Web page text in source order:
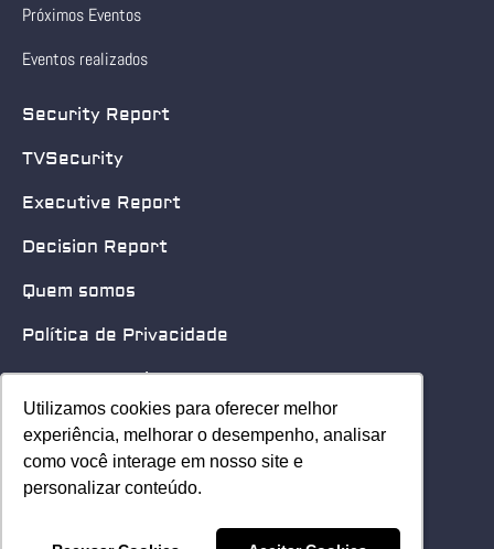
Utilizamos cookies para oferecer melhor
experiência, melhorar o desempenho, analisar
como você interage em nosso site e
personalizar conteúdo.
Utilizamos cookies para oferecer melhor
experiência, melhorar o desempenho, analisar
como você interage em nosso site e
personalizar conteúdo.
Próximos Eventos
Eventos realizados
Security Report
TVSecurity
Executive Report
Decision Report
Quem somos
Política de Privacidade
Quero patrocinar
Contato
Home
© 2025 Security Leader. Todos os Direitos Reservados.